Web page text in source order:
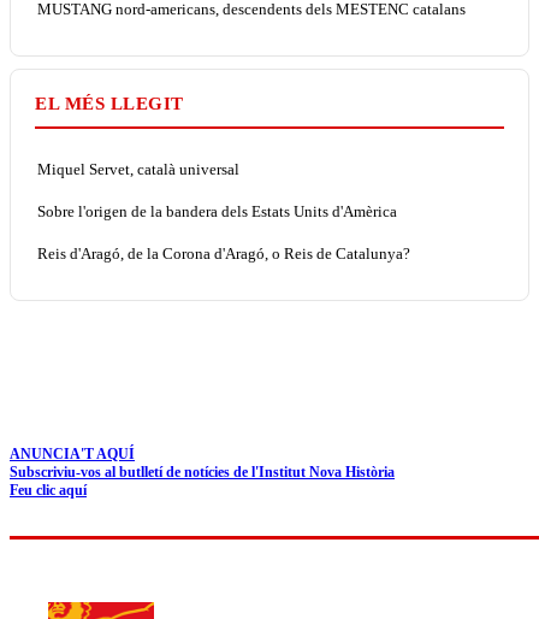
MUSTANG nord-americans, descendents dels MESTENC catalans
EL MÉS LLEGIT
Miquel Servet, català universal
Sobre l'origen de la bandera dels Estats Units d'Amèrica
Reis d'Aragó, de la Corona d'Aragó, o Reis de Catalunya?
ANUNCIA'T AQUÍ
Subscriviu-vos al butlletí de notícies de l'Institut Nova Història
Feu clic aquí